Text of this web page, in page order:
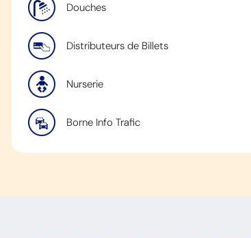
Douches
Distributeurs de Billets
Nurserie
Borne Info Trafic